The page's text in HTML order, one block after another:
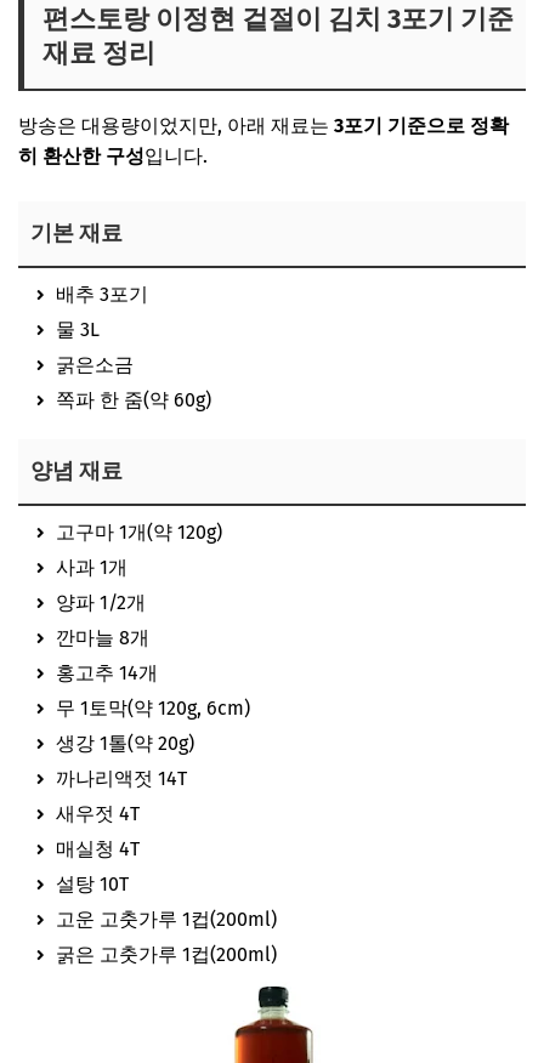
편스토랑 이정현 겉절이 김치 3포기 기준
재료 정리
방송은 대용량이었지만, 아래 재료는 3포기 기준으로 정확
히 환산한 구성입니다.
기본 재료
배추 3포기
물 3L
굵은소금
쪽파 한 줌(약 60g)
양념 재료
고구마 1개(약 120g)
사과 1개
양파 1/2개
깐마늘 8개
홍고추 14개
무 1토막(약 120g, 6cm)
생강 1톨(약 20g)
까나리액젓 14T
새우젓 4T
매실청 4T
설탕 10T
고운 고춧가루 1컵(200ml)
굵은 고춧가루 1컵(200ml)